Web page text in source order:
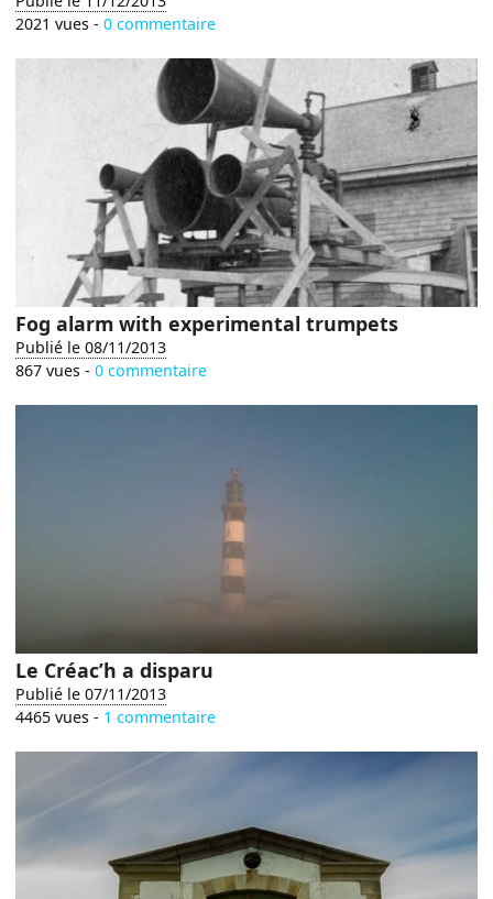
2021 vues -0 commentaire
Fog alarm with experimental trumpets
Publié le 08/11/2013
867 vues -0 commentaire
Le Créac’h a disparu
Publié le 07/11/2013
4465 vues - 1 commentaire